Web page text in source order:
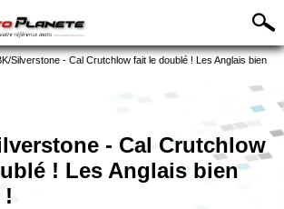
Silverstone - Cal Crutchlow fait le doublé ! Les Anglais bien
- Cal Crutchlow
! Les Anglais bien
!